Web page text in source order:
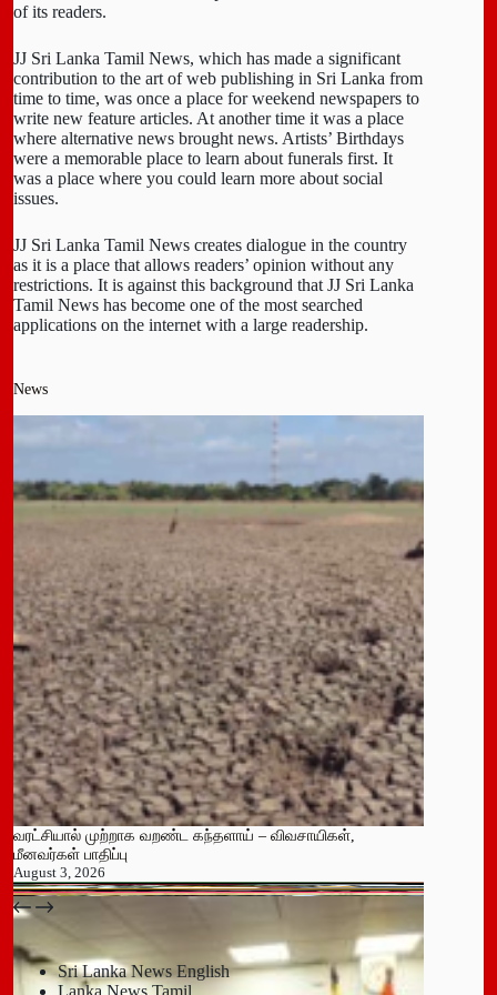
of its readers.
JJ Sri Lanka Tamil News, which has made a significant
contribution to the art of web publishing in Sri Lanka from
time to time, was once a place for weekend newspapers to
write new feature articles. At another time it was a place
where alternative news brought news. Artists’ Birthdays
were a memorable place to learn about funerals first. It
was a place where you could learn more about social
issues.
JJ Sri Lanka Tamil News creates dialogue in the country
as it is a place that allows readers’ opinion without any
restrictions. It is against this background that JJ Sri Lanka
Tamil News has become one of the most searched
applications on the internet with a large readership.
News
வரட்சியால் முற்றாக வறண்ட கந்தளாய் – விவசாயிகள்,
மீனவர்கள் பாதிப்பு
August 3, 2026
பதுளை மாநகர சபையின் NPP உறுப்பினர் திடீர் ராஜினாமா!
July 14, 2026
Sri Lanka News English
Lanka News Tamil